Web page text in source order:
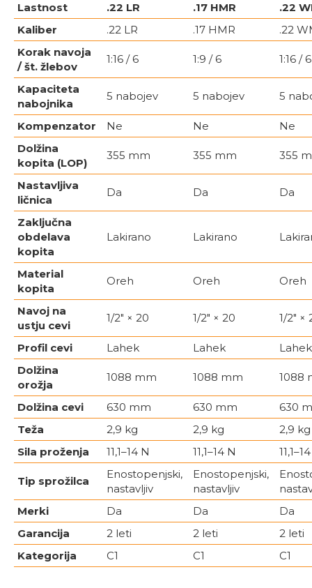
Lastnost .22 LR .17 HMR
.22
Kaliber
.22 LR .17 HMR
.22
Korak navoja
/ št. žlebov
1:16 / 6 1:9 / 6 1:16 / 6
Kapaciteta
nabojnika
5 nabojev 5 nabojev 5
Kompenzator Ne Ne
Ne
Dolžina
kopita (LOP)
355 mm 355 mm 355
Nastavljiva
ličnica
Da Da Da
Zaključna
obdelava
kopita
Lakirano Lakirano
Material
kopita
Oreh Oreh Oreh
Navoj na
ustju cevi
1/2″ × 20 1/2″ × 20 1/2″ ×
Profil cevi Lahek Lahek
Lahek
Dolžina
orožja
1088 mm 1088 mm 1088
Dolžina cevi 630 mm 630 mm
630
Teža
2,9 kg 2,9 kg
2,9 kg
Sila proženja
11,1–14 N 11,1–14 N
Tip sprožilca
Enostopenjski,
nastavljiv
Enostopenjski,
nastavljiv
Merki
Da Da
Da
Garancija
2 leti 2 leti
2 leti
Kategorija
C1 C1 C1